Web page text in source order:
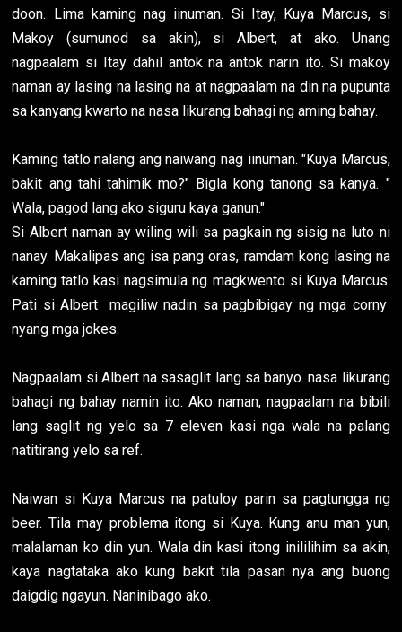
doon. Lima kaming nag iinuman. Si Itay, Kuya Marcus, si
Makoy (sumunod sa akin), si Albert, at ako. Unang
nagpaalam si Itay dahil antok na antok narin ito. Si makoy
naman ay lasing na lasing na at nagpaalam na din na pupunta
sa kanyang kwarto na nasa likurang bahagi ng aming bahay.
Kaming tatlo nalang ang naiwang nag iinuman. "Kuya Marcus,
bakit ang tahi tahimik mo?" Bigla kong tanong sa kanya. "
Wala, pagod lang ako siguru kaya ganun."
Si Albert naman ay wiling wili sa pagkain ng sisig na luto ni
nanay. Makalipas ang isa pang oras, ramdam kong lasing na
kaming tatlo kasi nagsimula ng magkwento si Kuya Marcus.
Pati si Albert magiliw nadin sa pagbibigay ng mga corny
nyang mga jokes.
Nagpaalam si Albert na sasaglit lang sa banyo. nasa likurang
bahagi ng bahay namin ito. Ako naman, nagpaalam na bibili
lang saglit ng yelo sa 7 eleven kasi nga wala na palang
natitirang yelo sa ref.
Naiwan si Kuya Marcus na patuloy parin sa pagtungga ng
beer. Tila may problema itong si Kuya. Kung anu man yun,
malalaman ko din yun. Wala din kasi itong inililihim sa akin,
kaya nagtataka ako kung bakit tila pasan nya ang buong
daigdig ngayun. Naninibago ako.